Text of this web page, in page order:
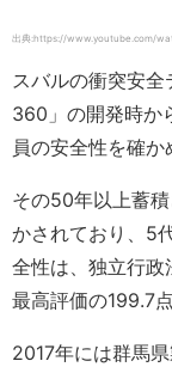
出典:https://www.youtube.com/
スバルの衝突安
360」の開発時か
員の安全性を確か
その50年以上蓄
かされており、5
全性は、独立行
最高評価の199.7
2017年には群馬